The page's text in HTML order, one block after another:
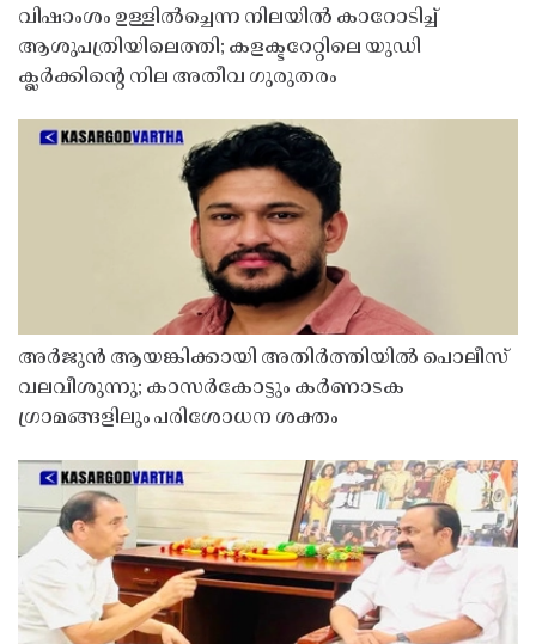
വിഷാംശം ഉള്ളിൽച്ചെന്ന നിലയിൽ കാറോടിച്ച്
ആശുപത്രിയിലെത്തി; കളക്ടറേറ്റിലെ യുഡി
ക്ലർക്കിൻ്റെ നില അതീവ ഗുരുതരം
അർജുൻ ആയങ്കിക്കായി അതിർത്തിയിൽ പൊലീസ്
വലവീശുന്നു; കാസർകോട്ടും കർണാടക
ഗ്രാമങ്ങളിലും പരിശോധന ശക്തം